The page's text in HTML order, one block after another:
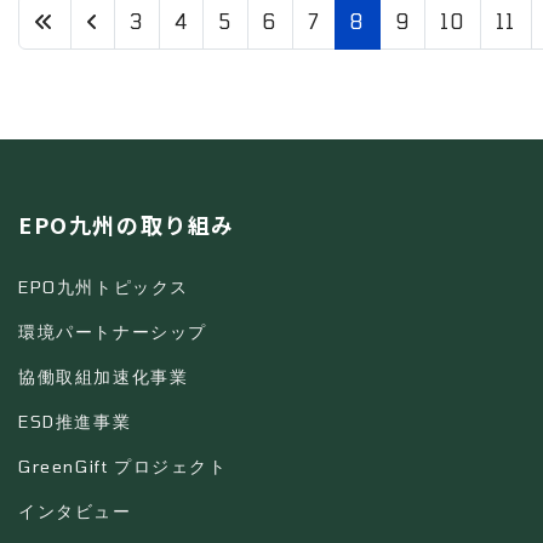
8 / 20
3 4 5 6 7 8 9 10 11
EPO九州の取り組み
EPO九州トピックス
環境パートナーシップ
協働取組加速化事業
ESD推進事業
GreenGift プロジェクト
インタビュー